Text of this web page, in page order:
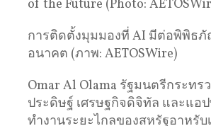
การติดตั้งมุมมองที่ AI มีต่อพิพิธ
อนาคต (ภาพ: AETOSWire)
Omar Al Olama รัฐมนตรีกระท
ประดิษฐ์ เศรษฐกิจดิจิทัล และแอ
ทำงานระยะไกลของสหรัฐอาหรับ